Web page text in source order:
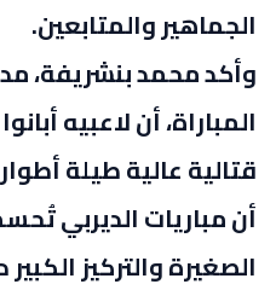
الجماهير والمتابعين.
وأكد محمد بنشريفة،
المباراة، أن لاعبيه
قتالية عالية طيلة
أن مباريات الديربي
الصغيرة والتركيز